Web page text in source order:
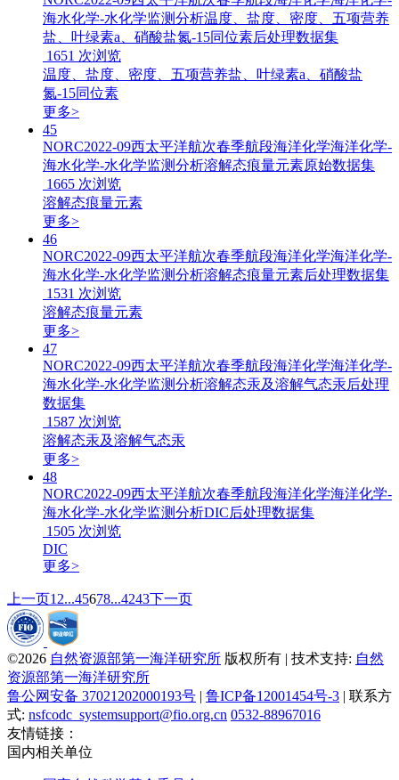
海水化学-水化学监测分析温度、盐度、密度、五项营养
盐、叶绿素a、硝酸盐氮-15同位素后处理数据集
1651 次浏览
温度、盐度、密度、五项营养盐、叶绿素a、硝酸盐
氮-15同位素
更多>
45
NORC2022-09西太平洋航次春季航段海洋化学海洋化学-
海水化学-水化学监测分析溶解态痕量元素原始数据集
1665 次浏览
溶解态痕量元素
更多>
46
NORC2022-09西太平洋航次春季航段海洋化学海洋化学-
海水化学-水化学监测分析溶解态痕量元素后处理数据集
1531 次浏览
溶解态痕量元素
更多>
47
NORC2022-09西太平洋航次春季航段海洋化学海洋化学-
海水化学-水化学监测分析溶解态汞及溶解气态汞后处理
数据集
1587 次浏览
溶解态汞及溶解气态汞
更多>
48
NORC2022-09西太平洋航次春季航段海洋化学海洋化学-
海水化学-水化学监测分析DIC后处理数据集
1505 次浏览
DIC
更多>
上一页1 2...45678...4243下一页
©2026 自然资源部第一海洋研究所 版权所有 | 技术支持: 自然
资源部第一海洋研究所
鲁公网安备 37021202000193号 | 鲁ICP备12001454号-3 | 联系方
式: nsfcodc_systemsupport@fio.org.cn 0532-88967016
友情链接：
国内相关单位